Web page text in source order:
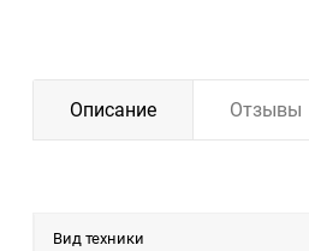
Описание Отзывы
Вид техники